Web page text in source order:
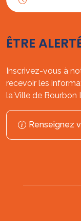
ÊTRE
Inscrivez-vous à
recevoir les
la Ville de Bourbon
Renseignez